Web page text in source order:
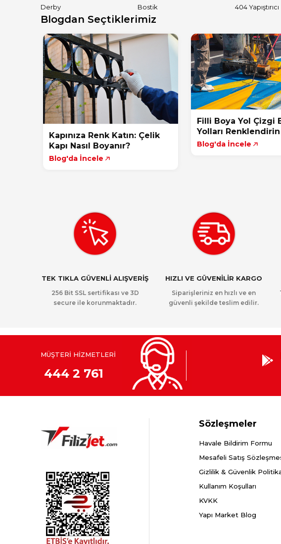
Derby
Bostik 404 Yapıştırıcı
Blogdan Seçtiklerimiz
Kapınıza Renk Katın: Çelik
Kapı Nasıl Boyanır?
Blog'da İncele
Filli Boya Yol Çizgi
Yolları Renklendirin
Blog'da İncele
TEK TIKLA GÜVENLİ ALIŞVERİŞ
256 Bit SSL sertifikası ve 3D
secure ile korunmaktadır.
HIZLI VE GÜVENİLİR KARGO
Siparişleriniz en hızlı ve en
güvenli şekilde teslim edilir.
MÜŞTERİ HİZMETLERİ
444 2 761
Sözleşmeler
Havale Bildirim Formu
Mesafeli Satış
Gizlilik & Güvenlik
Kullanım Koşulları
KVKK
Yapı Market Blog